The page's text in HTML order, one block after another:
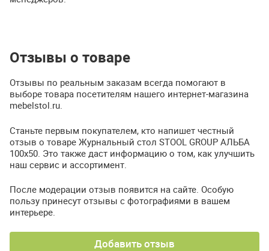
Отзывы о товаре
Отзывы по реальным заказам всегда помогают в
выборе товара посетителям нашего интернет-магазина
mebelstol.ru.
Станьте первым покупателем, кто напишет честный
отзыв о товаре Журнальный стол STOOL GROUP АЛЬБА
100х50. Это также даст информацию о том, как улучшить
наш сервис и ассортимент.
После модерации отзыв появится на сайте. Особую
пользу принесут отзывы с фотографиями в вашем
интерьере.
Добавить отзыв